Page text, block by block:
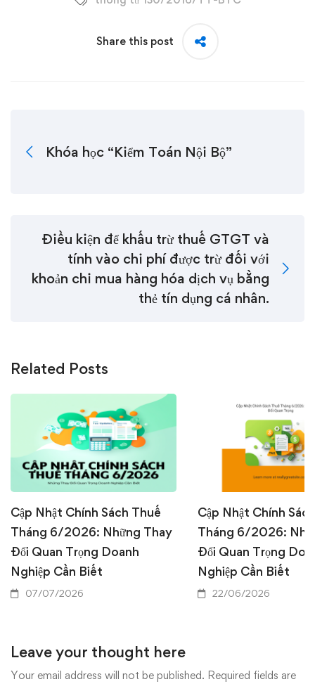
Share this post
Khóa học “Kiểm Toán Nội Bộ”
Điều kiện để khấu trừ thuế GTGT và
tính vào chi phí được trừ đối với
khoản chi mua hàng hóa dịch vụ bằng
thẻ tín dụng cá nhân.
Related Posts
Cập Nhật Chính Sách Thuế
Tháng 6/2026: Những Thay
Đổi Quan Trọng Doanh
Nghiệp Cần Biết
07/07/2026
Cập Nhật Chính
Tháng 6/2026:
Đổi Quan Trọng
Nghiệp Cần Biết
22/06/2026
Leave your thought here
Your email address will not be published. Required fields are